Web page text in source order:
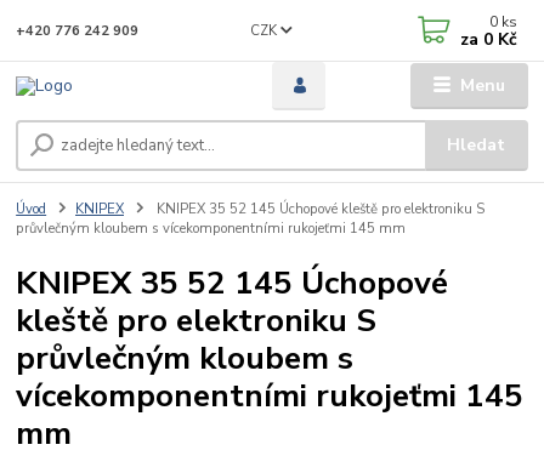
Menu
CZK
Hledat
+420 776 242 909 0 ks
za 0 Kč
Úvod KNIPEX
KNIPEX 35 52 145 Úchopové kleště pro elektroniku S
průvlečným kloubem s vícekomponentními rukojeťmi 145 mm
KNIPEX 35 52 145 Úchopové
kleště pro elektroniku S
průvlečným kloubem s
vícekomponentními rukojeťmi 145
mm